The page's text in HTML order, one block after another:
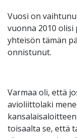
Vuosi on
vuonna 2010
yhteisön tämän
onnistunut.
Varmaa oli, että
avioliittolaki
toisaalta se, että